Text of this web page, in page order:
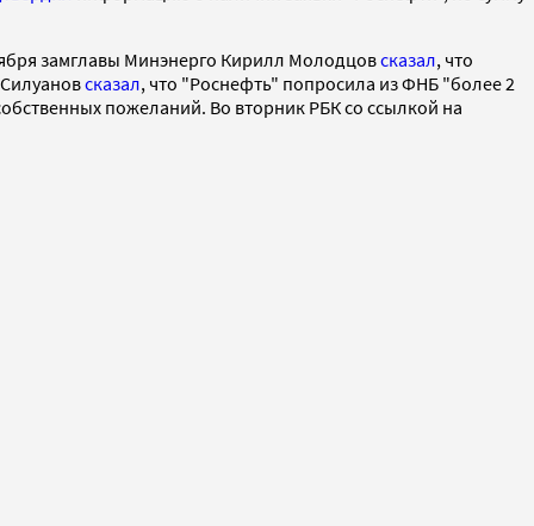
замглавы Минэнерго Кирилл Молодцовсказал, что
сказал, что "Роснефть" попросила из ФНБ "более 2
пожеланий. Во вторник РБК со ссылкой на